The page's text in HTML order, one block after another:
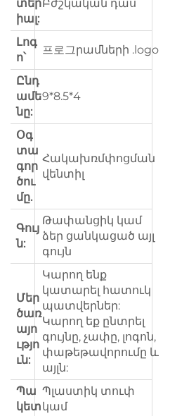
տեր
իալ:
Բժշկական դաս
Լոգ
ո՝
프로그րամների .logo
Ընդ
ամե
նը:
9*8.5*4
Օգ
տա
գոր
ծու
մը.
Հակախռմփոցման
վենտիլ
Գույ
ն:
Թափանցիկ կամ
ձեր ցանկացած այլ
գույն
Մեր
ծառ
այո
ւթյո
ւն:
Կարող ենք
կատարել հատուկ
պատվերներ:
Կարող եք ընտրել
գույնը, չափը, լոգոն,
փաթեթավորումը և
այլն:
Պա
կետ
Պլաստիկ տուփ
կամ